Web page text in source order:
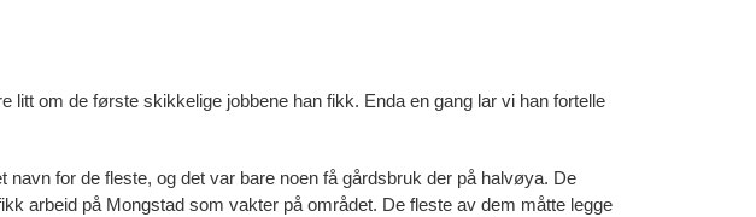
om de første skikkelige jobbene han fikk. Enda en gang lar vi han fortelle
for de fleste, og det var bare noen få gårdsbruk der på halvøya. De
arbeid på Mongstad som vakter på området. De fleste av dem måtte legge